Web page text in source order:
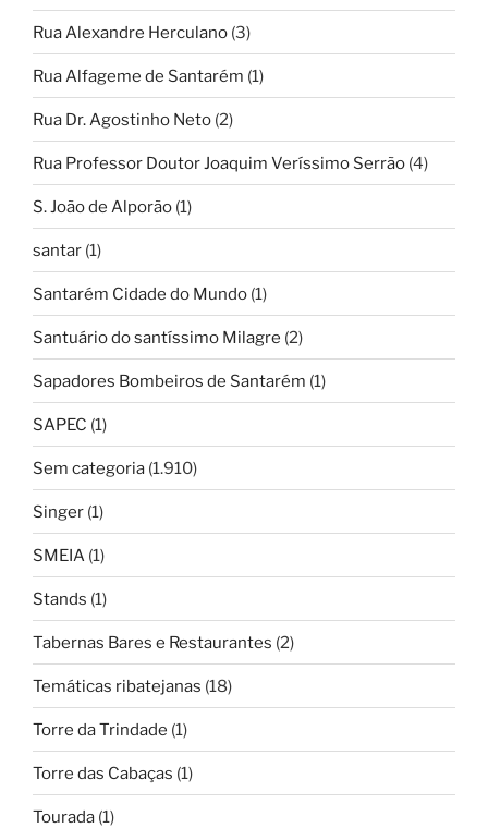
Rua Alexandre Herculano (3)
Rua Alfageme de Santarém (1)
Rua Dr. Agostinho Neto (2)
Rua Professor Doutor Joaquim Veríssimo Serrão (4)
S. João de Alporão (1)
santar (1)
Santarém Cidade do Mundo (1)
Santuário do santíssimo Milagre (2)
Sapadores Bombeiros de Santarém (1)
SAPEC (1)
Sem categoria (1.910)
Singer (1)
SMEIA (1)
Stands (1)
Tabernas Bares e Restaurantes (2)
Temáticas ribatejanas (18)
Torre da Trindade (1)
Torre das Cabaças (1)
Tourada (1)